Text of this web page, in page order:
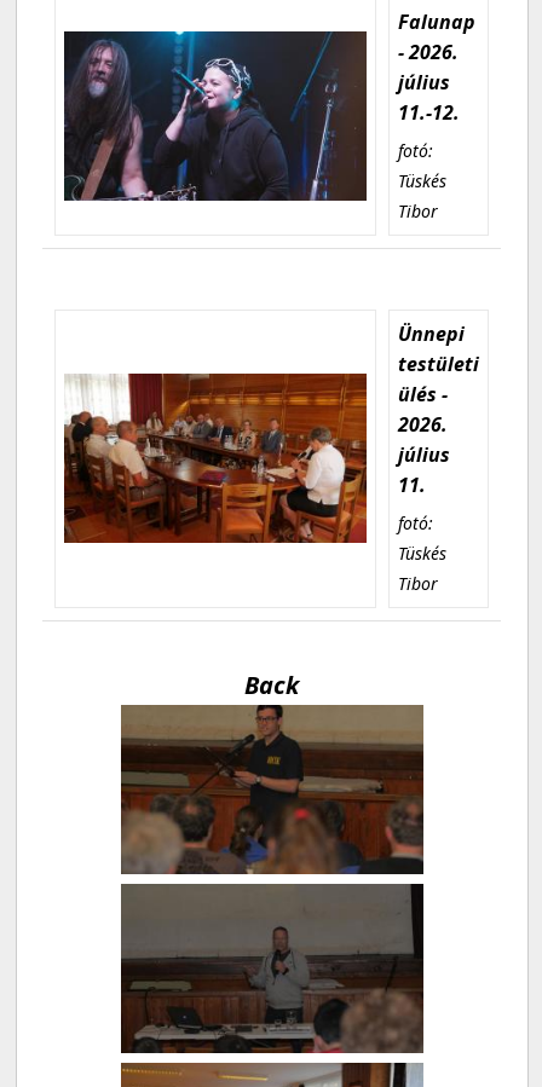
Falunap
- 2026.
július
11.-12.
fotó:
Tüskés
Tibor
Ünnepi
testületi
ülés -
2026.
július
11.
fotó:
Tüskés
Tibor
Back